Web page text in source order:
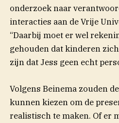
onderzoek naar
interacties aan de Vrije
“Daarbij moet er wel
gehouden dat kinderen
zijn dat Jess geen echt
Volgens Beinema zouden
kunnen kiezen om de
realistisch te maken. Of er